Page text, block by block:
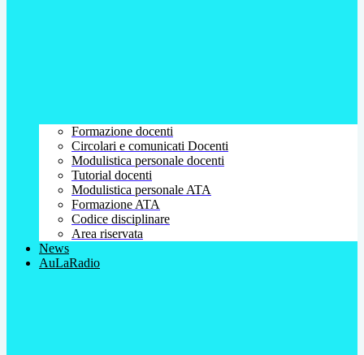
Formazione docenti
Circolari e comunicati Docenti
Modulistica personale docenti
Tutorial docenti
Modulistica personale ATA
Formazione ATA
Codice disciplinare
Area riservata
News
AuLaRadio